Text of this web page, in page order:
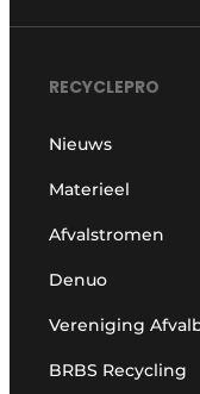
RECYCLEPRO
Nieuws
Materieel
Afvalstromen
Denuo
Vereniging
BRBS Recycling